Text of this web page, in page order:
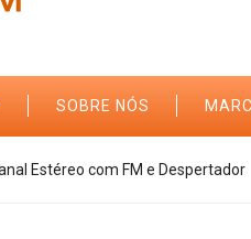
SOBRE NÓS
Estéreo com FM e Despertador